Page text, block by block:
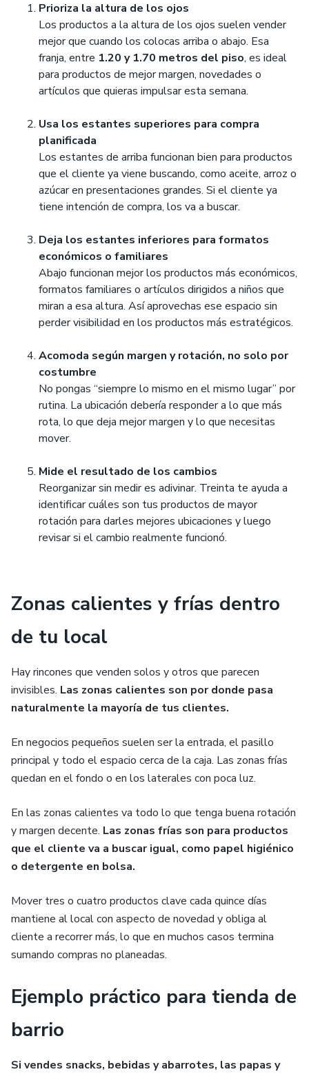
Prioriza la altura de los ojos
Los productos a la altura de los ojos suelen vender
mejor que cuando los colocas arriba o abajo. Esa
franja, entre 1.20 y 1.70 metros del piso, es ideal
para productos de mejor margen, novedades o
artículos que quieras impulsar esta semana.
Usa los estantes superiores para compra
planificada
Los estantes de arriba funcionan bien para productos
que el cliente ya viene buscando, como aceite, arroz o
azúcar en presentaciones grandes. Si el cliente ya
tiene intención de compra, los va a buscar.
Deja los estantes inferiores para formatos
económicos o familiares
Abajo funcionan mejor los productos más económicos,
formatos familiares o artículos dirigidos a niños que
miran a esa altura. Así aprovechas ese espacio sin
perder visibilidad en los productos más estratégicos.
Acomoda según margen y rotación, no solo por
costumbre
No pongas “siempre lo mismo en el mismo lugar” por
rutina. La ubicación debería responder a lo que más
rota, lo que deja mejor margen y lo que necesitas
mover.
Mide el resultado de los cambios
Reorganizar sin medir es adivinar. Treinta te ayuda a
identificar cuáles son tus productos de mayor
rotación para darles mejores ubicaciones y luego
revisar si el cambio realmente funcionó.
Zonas calientes y frías dentro
de tu local
Hay rincones que venden solos y otros que parecen
invisibles. Las zonas calientes son por donde pasa
naturalmente la mayoría de tus clientes.
En negocios pequeños suelen ser la entrada, el pasillo
principal y todo el espacio cerca de la caja. Las zonas frías
quedan en el fondo o en los laterales con poca luz.
En las zonas calientes va todo lo que tenga buena rotación
y margen decente. Las zonas frías son para productos
que el cliente va a buscar igual, como papel higiénico
o detergente en bolsa.
Mover tres o cuatro productos clave cada quince días
mantiene al local con aspecto de novedad y obliga al
cliente a recorrer más, lo que en muchos casos termina
sumando compras no planeadas.
Ejemplo práctico para tienda de
barrio
Si vendes snacks, bebidas y abarrotes, las papas y